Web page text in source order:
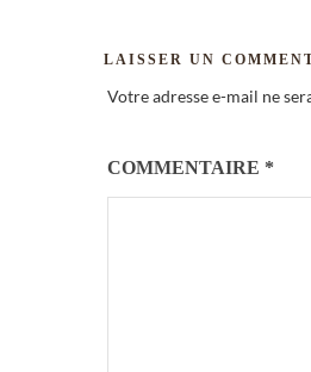
LAISSER UN
Votre adresse e-mail ne
COMMENTAIRE *